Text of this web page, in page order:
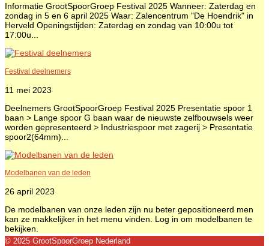
Informatie GrootSpoorGroep Festival 2025 Wanneer: Zaterdag en
zondag in 5 en 6 april 2025 Waar: Zalencentrum "De Hoendrik" in
Herveld Openingstijden: Zaterdag en zondag van 10:00u tot
17:00u...
Festival deelnemers
11 mei 2023
Deelnemers GrootSpoorGroep Festival 2025 Presentatie spoor 1
baan > Lange spoor G baan waar de nieuwste zelfbouwsels weer
worden gepresenteerd > Industriespoor met zagerij > Presentatie
spoor2(64mm)...
Modelbanen van de leden
26 april 2023
De modelbanen van onze leden zijn nu beter gepositioneerd men
kan ze makkelijker in het menu vinden. Log in om modelbanen te
bekijken.
© 2025 GrootSpoorGroep Nederland